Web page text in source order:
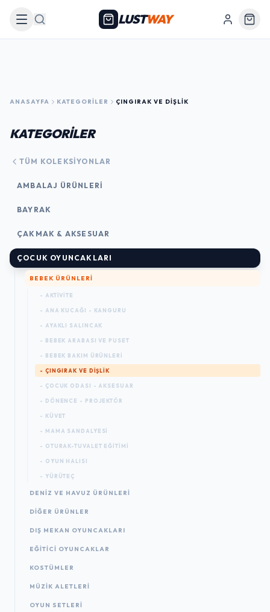
Arama LUSTWAY
ANASAYFA KATEGORILER ÇINGIRAK VE DIŞLIK
KATEGORİLER
TÜM KOLEKSIYONLAR
AMBALAJ ÜRÜNLERI
BAYRAK
ÇAKMAK & AKSESUAR
ÇOCUK OYUNCAKLARI
BEBEK ÜRÜNLERI
- AKTIVITE
- ANA KUCAĞI - KANGURU
- AYAKLI SALINCAK
- BEBEK ARABASI VE PUSET
- BEBEK BAKIM ÜRÜNLERI
- ÇINGIRAK VE DIŞLIK
- ÇOCUK ODASI - AKSESUAR
- DÖNENCE - PROJEKTÖR
- KÜVET
- MAMA SANDALYESI
- OTURAK-TUVALET EĞITIMI
- OYUN HALISI
- YÜRÜTEÇ
DENIZ VE HAVUZ ÜRÜNLERI
DIĞER ÜRÜNLER
DIŞ MEKAN OYUNCAKLARI
EĞITICI OYUNCAKLAR
KOSTÜMLER
MÜZIK ALETLERI
OYUN SETLERI